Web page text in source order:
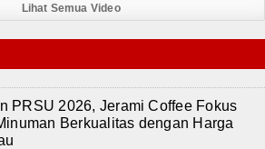
Lihat Semua Video
PRSU 2026, Jerami Coffee Fokus
Berkualitas dengan Harga